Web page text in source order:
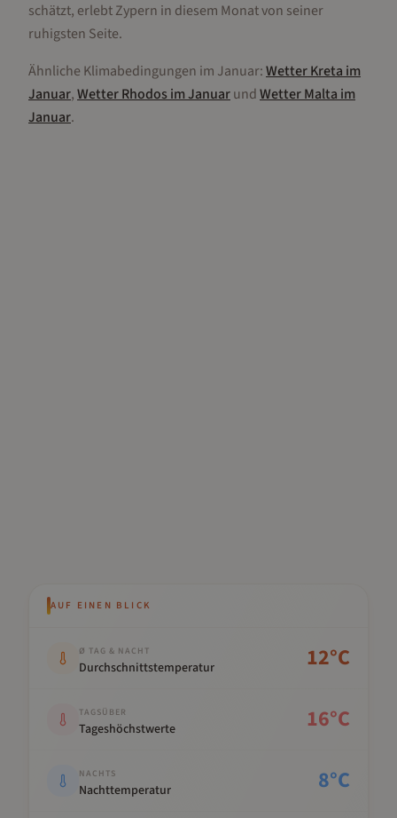
schätzt, erlebt Zypern in diesem Monat von seiner
ruhigsten Seite.
Ähnliche Klimabedingungen im Januar:WetterKreta im
Januar,WetterRhodosimJanuarundWetterMalta im
Januar.
AUF EINEN BLICK
Ø TAG & NACHT
Durchschnittstemperatur 12°C
TAGSÜBER
Tageshöchstwerte 16°C
NACHTS
Nachttemperatur 8°C